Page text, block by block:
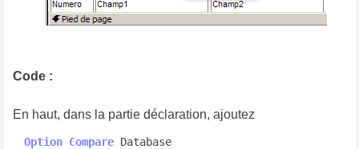
Code :
En haut, dans la partie déclaration, ajoutez
Option Compare
Database